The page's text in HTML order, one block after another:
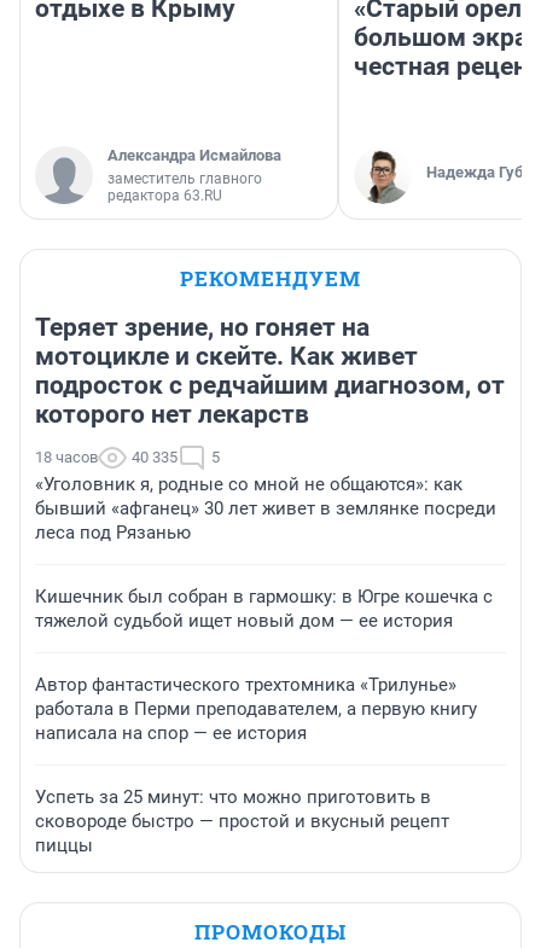
отдыхе в Крыму
Александра Исмайлова
заместитель главного
редактора 63.RU
«Старый орел»
большом
честная
Надежда
РЕКОМЕНДУЕМ
Теряет зрение, но гоняет на
мотоцикле и скейте. Как живет
подросток с редчайшим диагнозом, от
которого нет лекарств
18 часов 40 335 5
«Уголовник я, родные со мной не общаются»: как
бывший «афганец» 30 лет живет в землянке посреди
леса под Рязанью
Кишечник был собран в гармошку: в Югре кошечка с
тяжелой судьбой ищет новый дом — ее история
Автор фантастического трехтомника «Трилунье»
работала в Перми преподавателем, а первую книгу
написала на спор — ее история
Успеть за 25 минут: что можно приготовить в
сковороде быстро — простой и вкусный рецепт
пиццы
ПРОМОКОДЫ